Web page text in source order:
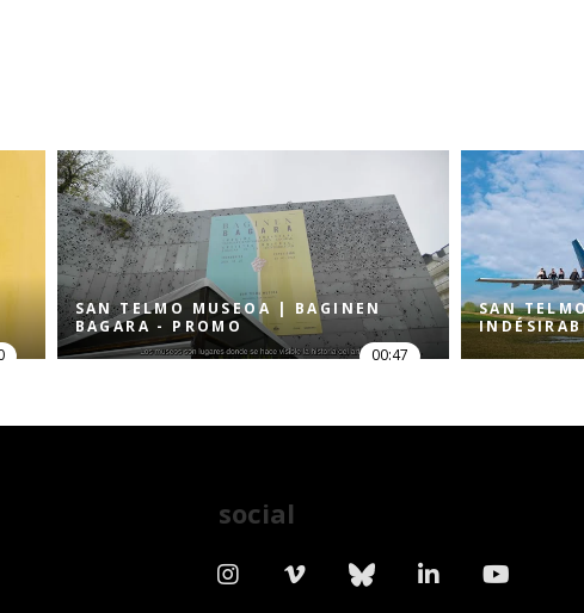
SAN TELMO MUSEOA | BAGINEN
BAGARA - PROMO
00:47
SAN
social